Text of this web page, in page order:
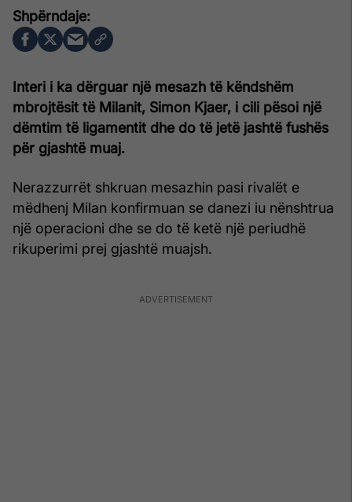
Interi i ka dërguar një mesazh të këndshëm
mbrojtësit të Milanit, Simon Kjaer, i cili pësoi një
dëmtim të ligamentit dhe do të jetë jashtë fushës
për gjashtë muaj.
Nerazzurrët shkruan mesazhin pasi rivalët e
mëdhenj Milan konfirmuan se danezi iu nënshtrua
një operacioni dhe se do të ketë një periudhë
rikuperimi prej gjashtë muajsh.